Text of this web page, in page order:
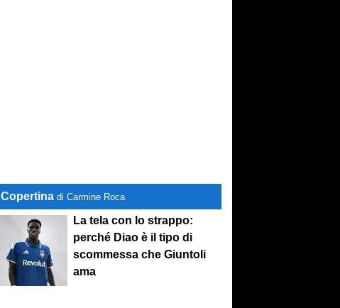
Copertina di Carmine Roca
La tela con lo strappo:
perché Diao è il tipo di
scommessa che Giuntoli
ama